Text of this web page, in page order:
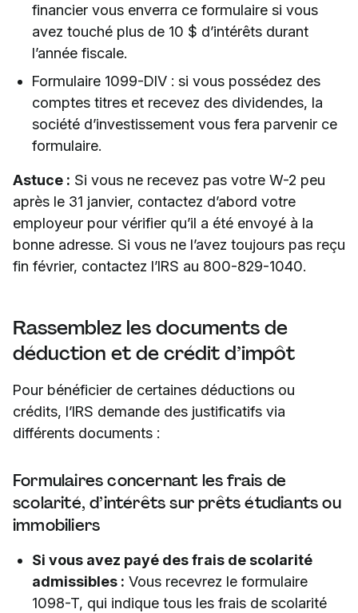
financier vous enverra ce formulaire si vous
avez touché plus de 10 $ d’intérêts durant
l’année fiscale.
Formulaire 1099-DIV : si vous possédez des
comptes titres et recevez des dividendes, la
société d’investissement vous fera parvenir ce
formulaire.
Astuce : Si vous ne recevez pas votre W-2 peu
après le 31 janvier, contactez d’abord votre
employeur pour vérifier qu’il a été envoyé à la
bonne adresse. Si vous ne l’avez toujours pas reçu
fin février, contactez l’IRS au 800-829-1040.
Rassemblez les documents de
déduction et de crédit d’impôt
Pour bénéficier de certaines déductions ou
crédits, l’IRS demande des justificatifs via
différents documents :
Formulaires concernant les frais de
scolarité, d’intérêts sur prêts étudiants ou
immobiliers
Si vous avez payé des frais de scolarité
admissibles : Vous recevrez le formulaire
1098-T, qui indique tous les frais de scolarité